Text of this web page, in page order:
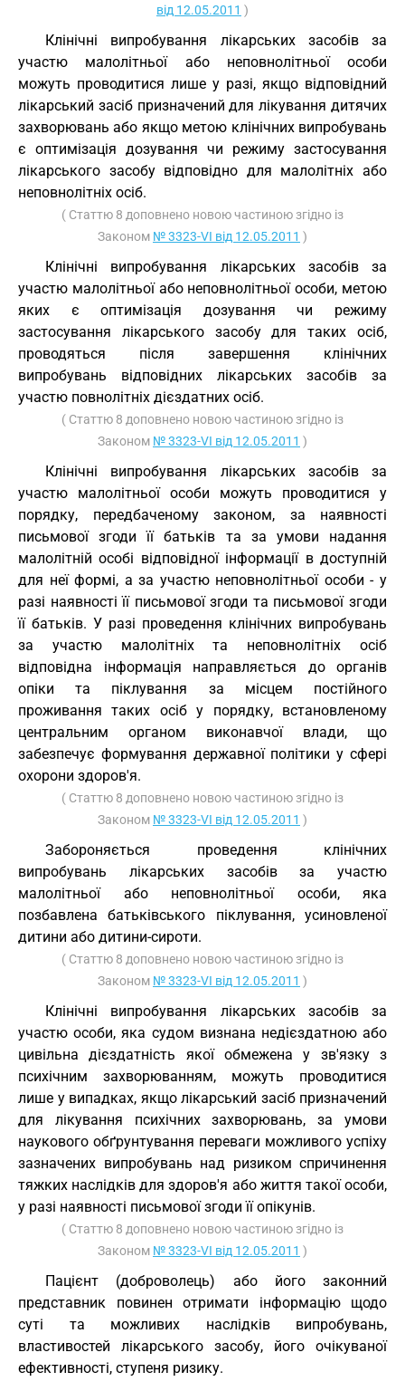
від 12.05.2011 )
Клінічні випробування лікарських засобів за
участю малолітньої або неповнолітньої особи
можуть проводитися лише у разі, якщо відповідний
лікарський засіб призначений для лікування дитячих
захворювань або якщо метою клінічних випробувань
є оптимізація дозування чи режиму застосування
лікарського засобу відповідно для малолітніх або
неповнолітніх осіб.
( Статтю 8 доповнено новою частиною згідно із
Законом № 3323-VI від 12.05.2011 )
Клінічні випробування лікарських засобів за
участю малолітньої або неповнолітньої особи, метою
яких є оптимізація дозування чи режиму
застосування лікарського засобу для таких осіб,
проводяться після завершення клінічних
випробувань відповідних лікарських засобів за
участю повнолітніх дієздатних осіб.
( Статтю 8 доповнено новою частиною згідно із
Законом № 3323-VI від 12.05.2011 )
Клінічні випробування лікарських засобів за
участю малолітньої особи можуть проводитися у
порядку, передбаченому законом, за наявності
письмової згоди її батьків та за умови надання
малолітній особі відповідної інформації в доступній
для неї формі, а за участю неповнолітньої особи - у
разі наявності її письмової згоди та письмової згоди
її батьків. У разі проведення клінічних випробувань
за участю малолітніх та неповнолітніх осіб
відповідна інформація направляється до органів
опіки та піклування за місцем постійного
проживання таких осіб у порядку, встановленому
центральним органом виконавчої влади, що
забезпечує формування державної політики у сфері
охорони здоров'я.
( Статтю 8 доповнено новою частиною згідно із
Законом № 3323-VI від 12.05.2011 )
Забороняється проведення клінічних
випробувань лікарських засобів за участю
малолітньої або неповнолітньої особи, яка
позбавлена батьківського піклування, усиновленої
дитини або дитини-сироти.
( Статтю 8 доповнено новою частиною згідно із
Законом № 3323-VI від 12.05.2011 )
Клінічні випробування лікарських засобів за
участю особи, яка судом визнана недієздатною або
цивільна дієздатність якої обмежена у зв'язку з
психічним захворюванням, можуть проводитися
лише у випадках, якщо лікарський засіб призначений
для лікування психічних захворювань, за умови
наукового обґрунтування переваги можливого успіху
зазначених випробувань над ризиком спричинення
тяжких наслідків для здоров'я або життя такої особи,
у разі наявності письмової згоди її опікунів.
( Статтю 8 доповнено новою частиною згідно із
Законом № 3323-VI від 12.05.2011 )
Пацієнт (доброволець) або його законний
представник повинен отримати інформацію щодо
суті та можливих наслідків випробувань,
властивостей лікарського засобу, його очікуваної
ефективності, ступеня ризику.